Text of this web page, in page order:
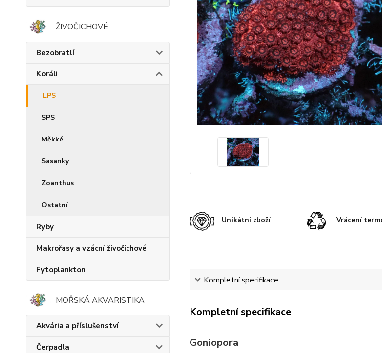
ŽIVOČICHOVÉ
Bezobratlí
Koráli
LPS
SPS
Měkké
Sasanky
Zoanthus
Ostatní
Ryby
Makrořasy a vzácní živočichové
Fytoplankton
MOŘSKÁ AKVARISTIKA
Akvária a příslušenství
Čerpadla
Unikátní zboží Vrácení
Kompletní specifikace
Kompletní specifikace
Goniopora